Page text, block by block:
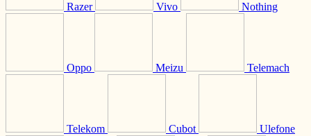
Razer Vivo Nothing
Oppo Meizu Telemach
Telekom Cubot Ulefone